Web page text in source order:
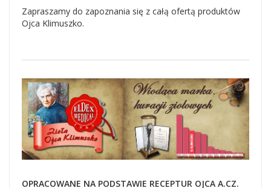
Zapraszamy do zapoznania się z całą ofertą produktów
Ojca Klimuszko.
OPRACOWANE NA PODSTAWIE RECEPTUR OJCA A.CZ.